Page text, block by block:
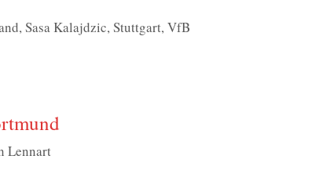
,Sasa Kalajdzic,Stuttgart,VfB
Lennart